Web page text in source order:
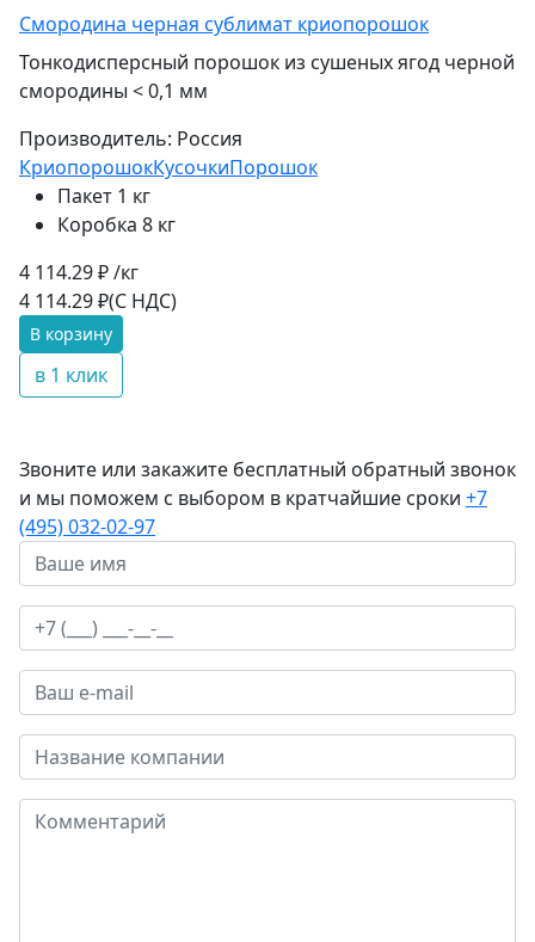
Смородина черная сублимат криопорошок
Тонкодисперсный порошок из сушеных ягод черной
смородины < 0,1 мм
Производитель: Россия
КриопорошокКусочкиПорошок
Пакет 1 кг
Коробка 8 кг
4 114.29 ₽ /кг
4 114.29 ₽(С НДС)
В корзину
в 1 клик
Звоните или закажите бесплатный обратный звонок
и мы поможем с выбором в кратчайшие сроки +7
(495) 032-02-97